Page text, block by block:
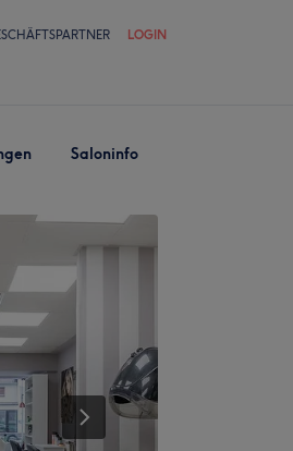
LOGIN
Saloninfo